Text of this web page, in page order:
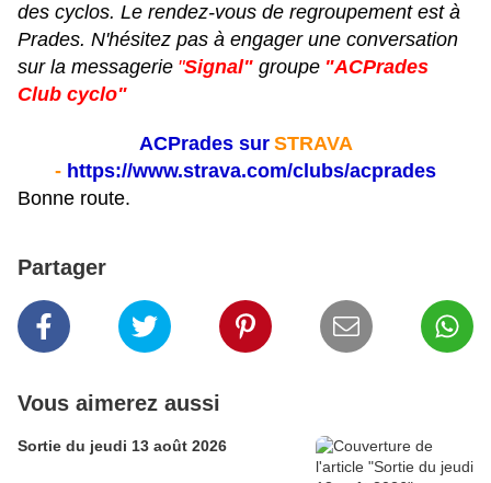
des cyclos. Le rendez-vous de regroupement est à
Prades. N'hésitez pas à engager une conversation
sur la messagerie "Signal" groupe "ACPrades
Club cyclo"
ACPrades sur STRAVA
- https://www.strava.com/clubs/acprades
Bonne route.
Partager
Vous aimerez aussi
Sortie du jeudi 13 août 2026